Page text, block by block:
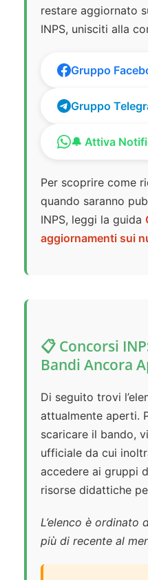
restare aggiornato
INPS, unisciti alla
Gruppo
Gruppo
🔔 Attiva
Per scoprire come
quando saranno
INPS, leggi la guida
aggiornamenti sui
📋 Concorsi
Bandi Ancora
Di seguito trovi
attualmente aperti.
scaricare il bando,
ufficiale da cui
accedere ai gruppi
risorse didattiche
L’elenco è ordinato
più di recente al